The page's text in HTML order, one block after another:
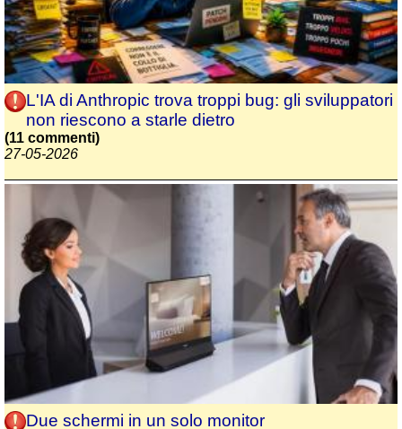
L'IA di Anthropic trova troppi bug: gli sviluppatori
non riescono a starle dietro
(11 commenti)
27-05-2026
Due schermi in un solo monitor